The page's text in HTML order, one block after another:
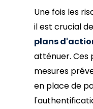
Une fois les
il est crucial de
plans
atténuer. Ces
mesures
en place de